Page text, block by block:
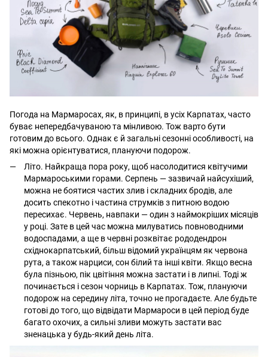
Погода на Мармаросах, як, в принципі, в усіх Карпатах, часто
буває непередбачуваною та мінливою. Тож варто бути
готовим до всього. Однак є й загальні сезонні особливості, на
які можна орієнтуватися, плануючи подорож.
Літо. Найкраща пора року, щоб насолодитися квітучими
Мармароськими горами. Серпень — зазвичай найсухіший,
можна не боятися частих злив і складних бродів, але
досить спекотно і частина струмків з питною водою
пересихає. Червень, навпаки — один з наймокріших місяців
у році. Зате в цей час можна милуватись повноводними
водоспадами, а ще в червні розквітає рододендрон
східнокарпатський, більш відомий українцям як червона
рута, а також нарциси, сон білий та інші квіти. Якщо весна
була пізньою, пік цвітіння можна застати і в липні. Тоді ж
починається і сезон чорниць в Карпатах. Тож, плануючи
подорож на середину літа, точно не прогадаєте. Але будьте
готові до того, що відвідати Мармароси в цей період буде
багато охочих, а сильні зливи можуть застати вас
зненацька у будь-який день літа.